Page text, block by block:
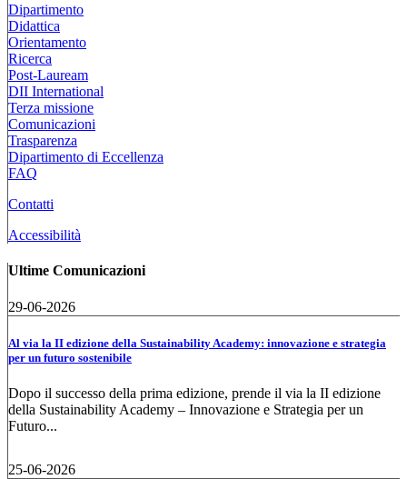
Dipartimento
Didattica
Orientamento
Ricerca
Post-Lauream
DII International
Terza missione
Comunicazioni
Trasparenza
Dipartimento di Eccellenza
FAQ
Contatti
Accessibilità
Ultime Comunicazioni
29-06-2026
Al via la II edizione della Sustainability Academy: innovazione e strategia
per un futuro sostenibile
Dopo il successo della prima edizione, prende il via la II edizione
della Sustainability Academy – Innovazione e Strategia per un
Futuro...
25-06-2026